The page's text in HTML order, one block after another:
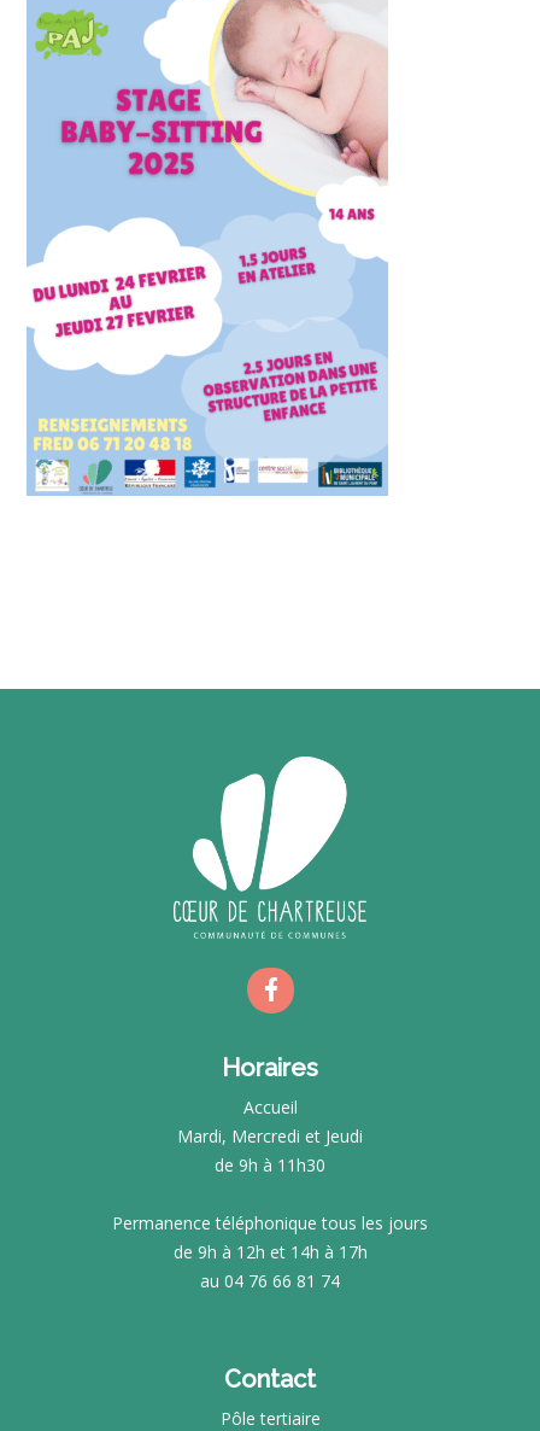
Horaires
Accueil
Mardi, Mercredi et Jeudi
de 9h à 11h30
Permanence téléphonique tous les jours
de 9h à 12h et 14h à 17h
au 04 76 66 81 74
Contact
Pôle tertiaire